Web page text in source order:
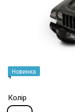
Новинка
Колір